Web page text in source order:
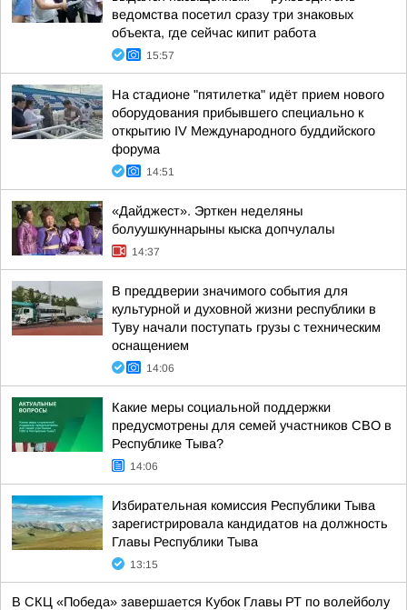
ведомства посетил сразу три знаковых
объекта, где сейчас кипит работа
15:57
На стадионе "пятилетка" идёт прием нового
оборудования прибывшего специально к
открытию IV Международного буддийского
форума
14:51
«Дайджест». Эрткен неделяны
болуушкуннарыны кыска допчулалы
14:37
В преддверии значимого события для
культурной и духовной жизни республики в
Туву начали поступать грузы с техническим
оснащением
14:06
Какие меры социальной поддержки
предусмотрены для семей участников СВО в
Республике Тыва?
14:06
Избирательная комиссия Республики Тыва
зарегистрировала кандидатов на должность
Главы Республики Тыва
13:15
В СКЦ «Победа» завершается Кубок Главы РТ по волейболу